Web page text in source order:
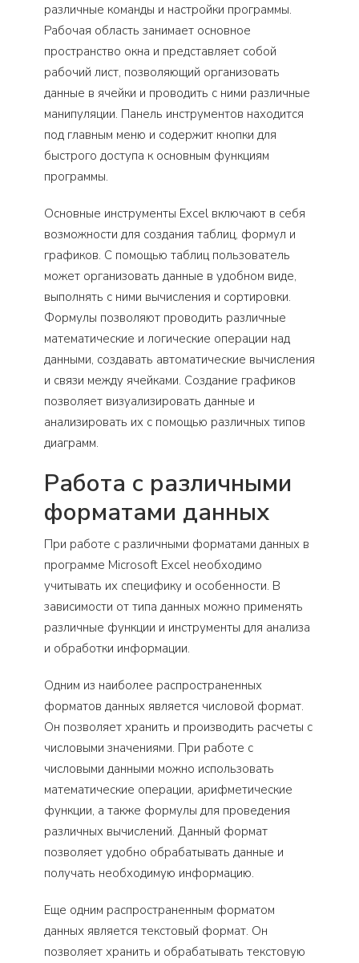
различные команды и настройки программы.
Рабочая область занимает основное
пространство окна и представляет собой
рабочий лист, позволяющий организовать
данные в ячейки и проводить с ними различные
манипуляции. Панель инструментов находится
под главным меню и содержит кнопки для
быстрого доступа к основным функциям
программы.
Основные инструменты Excel включают в себя
возможности для создания таблиц, формул и
графиков. С помощью таблиц пользователь
может организовать данные в удобном виде,
выполнять с ними вычисления и сортировки.
Формулы позволяют проводить различные
математические и логические операции над
данными, создавать автоматические вычисления
и связи между ячейками. Создание графиков
позволяет визуализировать данные и
анализировать их с помощью различных типов
диаграмм.
Работа с различными
форматами данных
При работе с различными форматами данных в
программе Microsoft Excel необходимо
учитывать их специфику и особенности. В
зависимости от типа данных можно применять
различные функции и инструменты для анализа
и обработки информации.
Одним из наиболее распространенных
форматов данных является числовой формат.
Он позволяет хранить и производить расчеты с
числовыми значениями. При работе с
числовыми данными можно использовать
математические операции, арифметические
функции, а также формулы для проведения
различных вычислений. Данный формат
позволяет удобно обрабатывать данные и
получать необходимую информацию.
Еще одним распространенным форматом
данных является текстовый формат. Он
позволяет хранить и обрабатывать текстовую